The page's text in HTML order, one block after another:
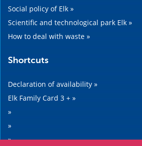
Social policy of Elk »
Scientific and technological park Elk »
How to deal with waste »
Shortcuts
Declaration of availability »
Elk Family Card 3 + »
»
»
»